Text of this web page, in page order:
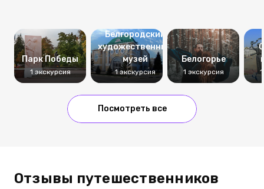
Парк Победы
1 экскурсия
Белгородский
художественный
музей
1 экскурсия
Белогорье
1 экскурсия
Посмотреть все
Отзывы путешественников